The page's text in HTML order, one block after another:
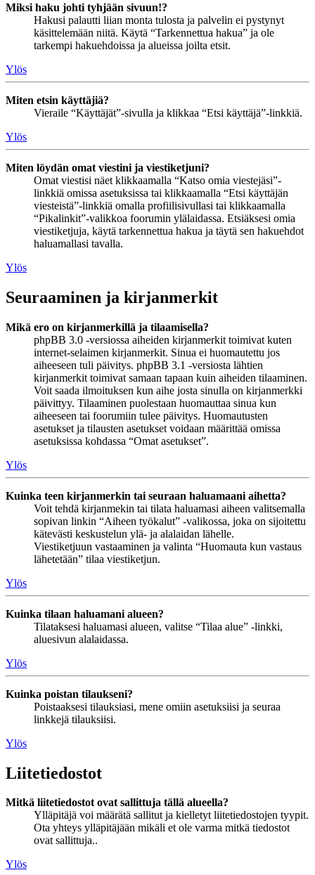
Miksi haku johti tyhjään sivuun!?
Hakusi palautti liian monta tulosta ja palvelin ei pystynyt
käsittelemään niitä. Käytä “Tarkennettua hakua” ja ole
tarkempi hakuehdoissa ja alueissa joilta etsit.
Ylös
Miten etsin käyttäjiä?
Vieraile “Käyttäjät”-sivulla ja klikkaa “Etsi käyttäjä”-linkkiä.
Ylös
Miten löydän omat viestini ja viestiketjuni?
Omat viestisi näet klikkaamalla “Katso omia viestejäsi”-
linkkiä omissa asetuksissa tai klikkaamalla “Etsi käyttäjän
viesteistä”-linkkiä omalla profiilisivullasi tai klikkaamalla
“Pikalinkit”-valikkoa foorumin ylälaidassa. Etsiäksesi omia
viestiketjuja, käytä tarkennettua hakua ja täytä sen hakuehdot
haluamallasi tavalla.
Ylös
Seuraaminen ja kirjanmerkit
Mikä ero on kirjanmerkillä ja tilaamisella?
phpBB 3.0 -versiossa aiheiden kirjanmerkit toimivat kuten
internet-selaimen kirjanmerkit. Sinua ei huomautettu jos
aiheeseen tuli päivitys. phpBB 3.1 -versiosta lähtien
kirjanmerkit toimivat samaan tapaan kuin aiheiden tilaaminen.
Voit saada ilmoituksen kun aihe josta sinulla on kirjanmerkki
päivittyy. Tilaaminen puolestaan huomauttaa sinua kun
aiheeseen tai foorumiin tulee päivitys. Huomautusten
asetukset ja tilausten asetukset voidaan määrittää omissa
asetuksissa kohdassa “Omat asetukset”.
Ylös
Kuinka teen kirjanmerkin tai seuraan haluamaani aihetta?
Voit tehdä kirjanmekin tai tilata haluamasi aiheen valitsemalla
sopivan linkin “Aiheen työkalut” -valikossa, joka on sijoitettu
kätevästi keskustelun ylä- ja alalaidan lähelle.
Viestiketjuun vastaaminen ja valinta “Huomauta kun vastaus
lähetetään” tilaa viestiketjun.
Ylös
Kuinka tilaan haluamani alueen?
Tilataksesi haluamasi alueen, valitse “Tilaa alue” -linkki,
aluesivun alalaidassa.
Ylös
Kuinka poistan tilaukseni?
Poistaaksesi tilauksiasi, mene omiin asetuksiisi ja seuraa
linkkejä tilauksiisi.
Ylös
Liitetiedostot
Mitkä liitetiedostot ovat sallittuja tällä alueella?
Ylläpitäjä voi määrätä sallitut ja kielletyt liitetiedostojen tyypit.
Ota yhteys ylläpitäjään mikäli et ole varma mitkä tiedostot
ovat sallittuja..
Ylös